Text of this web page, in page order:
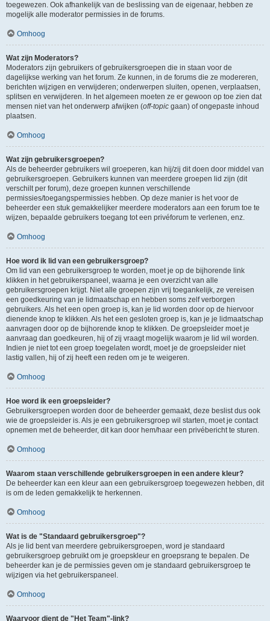
toegewezen. Ook afhankelijk van de beslissing van de eigenaar, hebben ze
mogelijk alle moderator permissies in de forums.
Omhoog
Wat zijn Moderators?
Moderators zijn gebruikers of gebruikersgroepen die in staan voor de
dagelijkse werking van het forum. Ze kunnen, in de forums die ze modereren,
berichten wijzigen en verwijderen; onderwerpen sluiten, openen, verplaatsen,
splitsen en verwijderen. In het algemeen moeten ze er gewoon op toe zien dat
mensen niet van het onderwerp afwijken (off-topic gaan) of ongepaste inhoud
plaatsen.
Omhoog
Wat zijn gebruikersgroepen?
Als de beheerder gebruikers wil groeperen, kan hij/zij dit doen door middel van
gebruikersgroepen. Gebruikers kunnen van meerdere groepen lid zijn (dit
verschilt per forum), deze groepen kunnen verschillende
permissies/toegangspermissies hebben. Op deze manier is het voor de
beheerder een stuk gemakkelijker meerdere moderators aan een forum toe te
wijzen, bepaalde gebruikers toegang tot een privéforum te verlenen, enz.
Omhoog
Hoe word ik lid van een gebruikersgroep?
Om lid van een gebruikersgroep te worden, moet je op de bijhorende link
klikken in het gebruikerspaneel, waarna je een overzicht van alle
gebruikersgroepen krijgt. Niet alle groepen zijn vrij toegankelijk, ze vereisen
een goedkeuring van je lidmaatschap en hebben soms zelf verborgen
gebruikers. Als het een open groep is, kan je lid worden door op de hiervoor
dienende knop te klikken. Als het een gesloten groep is, kan je je lidmaatschap
aanvragen door op de bijhorende knop te klikken. De groepsleider moet je
aanvraag dan goedkeuren, hij of zij vraagt mogelijk waarom je lid wil worden.
Indien je niet tot een groep toegelaten wordt, moet je de groepsleider niet
lastig vallen, hij of zij heeft een reden om je te weigeren.
Omhoog
Hoe word ik een groepsleider?
Gebruikersgroepen worden door de beheerder gemaakt, deze beslist dus ook
wie de groepsleider is. Als je een gebruikersgroep wil starten, moet je contact
opnemen met de beheerder, dit kan door hem/haar een privébericht te sturen.
Omhoog
Waarom staan verschillende gebruikersgroepen in een andere kleur?
De beheerder kan een kleur aan een gebruikersgroep toegewezen hebben, dit
is om de leden gemakkelijk te herkennen.
Omhoog
Wat is de "Standaard gebruikersgroep"?
Als je lid bent van meerdere gebruikersgroepen, word je standaard
gebruikersgroep gebruikt om je groepskleur en groepsrang te bepalen. De
beheerder kan je de permissies geven om je standaard gebruikersgroep te
wijzigen via het gebruikerspaneel.
Omhoog
Waarvoor dient de "Het Team"-link?